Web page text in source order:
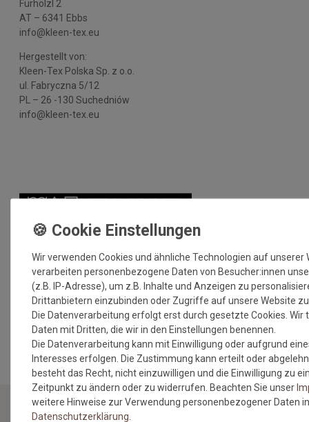
Fürhölzl 2
AT – 6341 Ebbs
info@kleen-tex.eu
Hergestellt von:
Kleen-Tex Polska Sp. z o.o.
ul. Fabryczna 5/12
PL – 26 -130 Suchedniów
info@kleen-tex.eu
MEHR INFORMATIONEN ZUM EU VERANTWORTLICHEN »
Wir verwenden Cookies und ähnliche Technologien auf unserer
verarbeiten personenbezogene Daten von Besucher:innen
(z.B. IP-Adresse), um z.B. Inhalte und Anzeigen zu
Drittanbietern einzubinden oder Zugriffe auf unsere Website
Die Datenverarbeitung erfolgt erst durch gesetzte Cookies. Wir
Daten mit Dritten, die wir in den Einstellungen benennen.
Die Datenverarbeitung kann mit Einwilligung oder aufgrund
Interesses erfolgen. Die Zustimmung kann erteilt oder
besteht das Recht, nicht einzuwilligen und die Einwilligung zu
Zeitpunkt zu ändern oder zu widerrufen. Beachten Sie unser
weitere Hinweise zur Verwendung personenbezogener Daten
Daten­schutz­erklärung